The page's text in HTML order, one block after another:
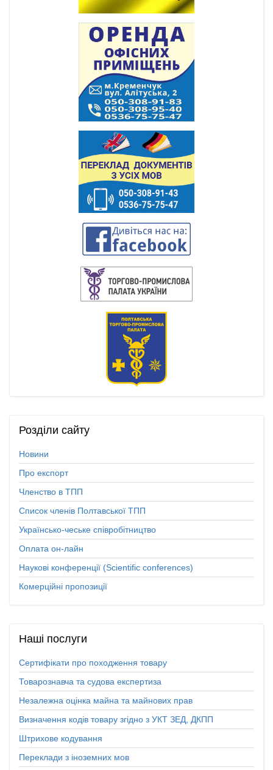
Розділи сайту
Новини
Про експорт
Членство в ТПП
Список членів Полтавської ТПП
Українсько-чеське співробітництво
Оплата он-лайн
Наукові конференції (Scientific conferences)
Комерційні пропозиції
Наші послуги
Сертифікати про походження товару
Товарознавча та судова експертиза
Незалежна оцінка майна та майнових прав
Визначення кодів товару згідно з УКТ ЗЕД, ДКПП
Штрихове кодування
Переклади з іноземних мов